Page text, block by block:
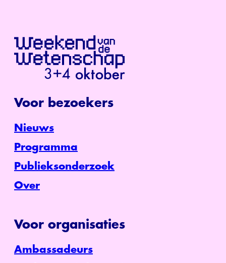
Voor bezoekers
Nieuws
Programma
Publieksonderzoek
Over
Voor organisaties
Ambassadeurs